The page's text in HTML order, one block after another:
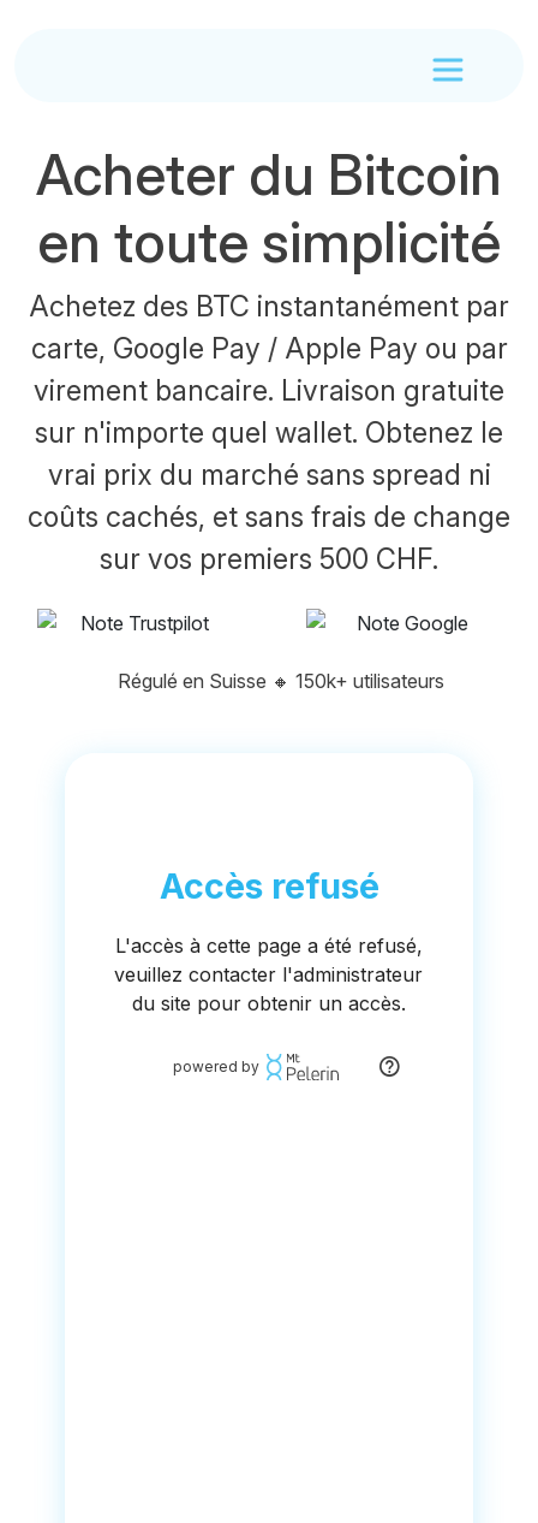
Acheter du Bitcoin
en toute simplicité
Achetez des BTC instantanément par
carte, Google Pay / Apple Pay ou par
virement bancaire. Livraison gratuite
sur n'importe quel wallet. Obtenez le
vrai prix du marché sans spread ni
coûts cachés, et sans frais de change
sur vos premiers 500 CHF.
Régulé en Suisse 🔸 150k+ utilisateurs